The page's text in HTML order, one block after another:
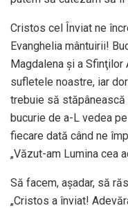
Cristos cel Înviat ne
Evanghelia mântuirii!
Magdalena și a
sufletele noastre, iar
trebuie să
bucurie de a-L vedea
fiecare dată când ne
„Văzut-am Lumina cea
Să facem, așadar, să
„Cristos a înviat!